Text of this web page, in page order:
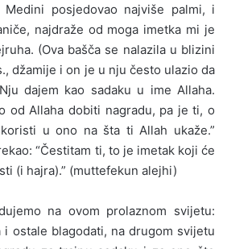
posjedovao najviše palmi, i
najdraže od moga imetka mi je
(Ova bašča se nalazila u blizini
džamije i on je u nju često ulazio da
dajem kao sadaku u ime Allaha.
od Allaha dobiti nagradu, pa je ti, o
u ono na šta ti Allah ukaže.”
“Čestitam ti, to je imetak koji će
(i hajra).” (muttefekun alejhi)
na ovom prolaznom svijetu:
i ostale blagodati, na drugom svijetu